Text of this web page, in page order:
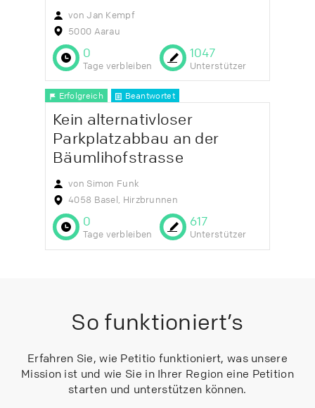
von Jan Kempf
5000 Aarau
Tage verbleiben
0
Unterstützer
1047
Erfolgreich Beantwortet
Kein alternativloser
Parkplatzabbau an der
Bäumlihofstrasse
von Simon Funk
4058 Basel, Hirzbrunnen
Tage verbleiben
0
Unterstützer
617
So funktioniert’s
Erfahren Sie, wie Petitio funktioniert, was unsere
Mission ist und wie Sie in Ihrer Region eine Petition
starten und unterstützen können.